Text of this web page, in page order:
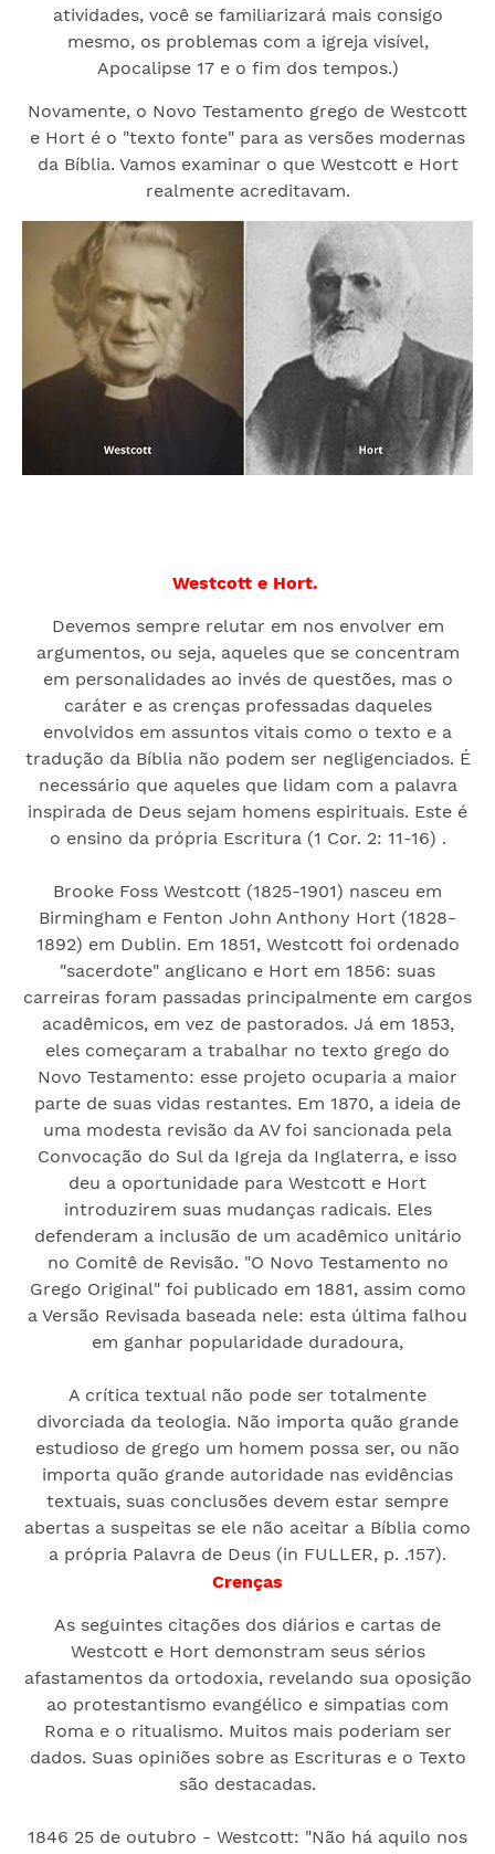
atividades, você se familiarizará mais consigo
mesmo, os problemas com a igreja visível,
Apocalipse 17 e o fim dos tempos.)
Novamente, o Novo Testamento grego de Westcott
e Hort é o "texto fonte" para as versões modernas
da Bíblia. Vamos examinar o que Westcott e Hort
realmente acreditavam.
Westcott e Hort.
Devemos sempre relutar em nos envolver em
argumentos, ou seja, aqueles que se concentram
em personalidades ao invés de questões, mas o
caráter e as crenças professadas daqueles
envolvidos em assuntos vitais como o texto e a
tradução da Bíblia não podem ser negligenciados. É
necessário que aqueles que lidam com a palavra
inspirada de Deus sejam homens espirituais. Este é
o ensino da própria Escritura (1 Cor. 2: 11-16) .
Brooke Foss Westcott (1825-1901) nasceu em
Birmingham e Fenton John Anthony Hort (1828-
1892) em Dublin. Em 1851, Westcott foi ordenado
"sacerdote" anglicano e Hort em 1856: suas
carreiras foram passadas principalmente em cargos
acadêmicos, em vez de pastorados. Já em 1853,
eles começaram a trabalhar no texto grego do
Novo Testamento: esse projeto ocuparia a maior
parte de suas vidas restantes. Em 1870, a ideia de
uma modesta revisão da AV foi sancionada pela
Convocação do Sul da Igreja da Inglaterra, e isso
deu a oportunidade para Westcott e Hort
introduzirem suas mudanças radicais. Eles
defenderam a inclusão de um acadêmico unitário
no Comitê de Revisão. "O Novo Testamento no
Grego Original" foi publicado em 1881, assim como
a Versão Revisada baseada nele: esta última falhou
em ganhar popularidade duradoura,
A crítica textual não pode ser totalmente
divorciada da teologia. Não importa quão grande
estudioso de grego um homem possa ser, ou não
importa quão grande autoridade nas evidências
textuais, suas conclusões devem estar sempre
abertas a suspeitas se ele não aceitar a Bíblia como
a própria Palavra de Deus (in FULLER, p. .157).
Crenças
As seguintes citações dos diários e cartas de
Westcott e Hort demonstram seus sérios
afastamentos da ortodoxia, revelando sua oposição
ao protestantismo evangélico e simpatias com
Roma e o ritualismo. Muitos mais poderiam ser
dados. Suas opiniões sobre as Escrituras e o Texto
são destacadas.
1846 25 de outubro - Westcott: "Não há aquilo nos